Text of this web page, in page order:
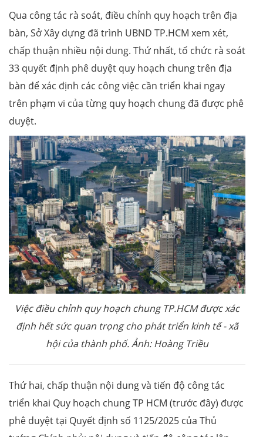
Qua công tác rà soát, điều chỉnh quy hoạch trên địa
bàn, Sở Xây dựng đã trình UBND TP.HCM xem xét,
chấp thuận nhiều nội dung. Thứ nhất, tổ chức rà soát
33 quyết định phê duyệt quy hoạch chung trên địa
bàn để xác định các công việc cần triển khai ngay
trên phạm vi của từng quy hoạch chung đã được phê
duyệt.
Việc điều chỉnh quy hoạch chung TP.HCM được xác
định hết sức quan trọng cho phát triển kinh tế - xã
hội của thành phố. Ảnh: Hoàng Triều
Thứ hai, chấp thuận nội dung và tiến độ công tác
triển khai Quy hoạch chung TP HCM (trước đây) được
phê duyệt tại Quyết định số 1125/2025 của Thủ